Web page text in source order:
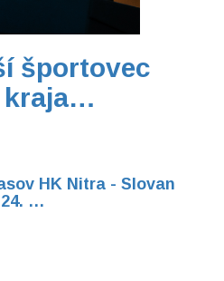
športovec
kraja…
HK Nitra - Slovan
24. …